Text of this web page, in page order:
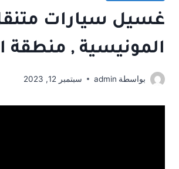
غسيل سيارات
المونيسية , منطقة
بواسطة admin سبتمبر 12, 2023